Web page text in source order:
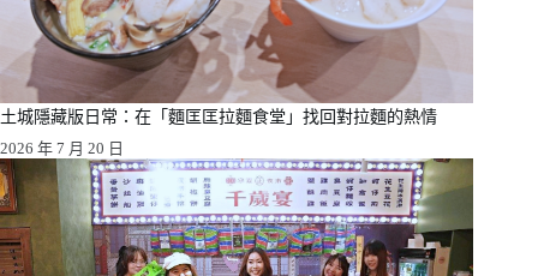
土城隱藏版日常：在「麵匡匡拉麵食堂」找回對拉麵的熱情
2026 年 7 月 20 日